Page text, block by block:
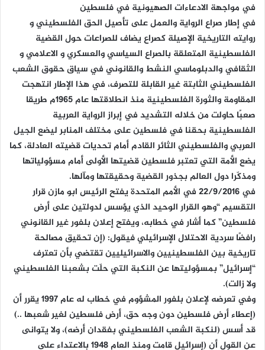
في مواجهة الادعاءات الصهيونية في فلسطين
في إطار صراع الرواية والعمل على تأصيل الحق الفلسطيني و
روايته التاريخية الإصيلة كصراع يضاف للصراعات حول القضية
الفلسطينية المتعلقة بالصراع السياسي والعسكري و الاعلامي و
الثقافي والدبلوماسي النشط والقانوني في سياق حقوق الشعب
الفلسطيني الثابتة غير القابلة للتصرف، في هذا الإطار انتهجت
المقاومة والثورة الفلسطينية منذ انطلاقتها عام 1965م طريقا
صعبًا حاولت من خلاله التشديد في إبراز الرواية العربية
الفلسطينية بحقنا في فلسطين على مختلف المنابر ليضع الجيل
العربي والفلسطيني الثائر القادم أمام تحديات قضيته العادلة، كما
يضع الأمة التي تعتبر فلسطين قضيتها الأولى أمام مسؤولياتها
ومذكّرا دول العالم بجذور القضية وحقيقتها ومآلها.
في 22/9/2016 في الأمم المتحدة يفتح الرئيس ابو مازن قرار
التقسيم “وهو القرار الوحيد الذي يؤسس لدولتين على أرض
فلسطين” كما أشار في خطابه، ويفتح إعلان بلفور غير القانوني
رافضًا سردية الاحتلال الإسرائيلي فيقول: (إن تحقيق مصالحة
تاريخية بين الفلسطينيين والاسرائيليين تقتضي بأن تعترف
“إسرائيل” بمسؤوليتها عن النكبة التي حلّت بشعبنا الفلسطيني
ولا زالت).
وفي تعرضه لإعلان بلفور المشؤوم في خطاب له عام 1997 يقرر أن
(إعطاء أرض فلسطين دون وجه حق، أرض فلسطين لغير شعبها ..)
قد أسس (لنكبة الشعب الفلسطيني بفقدان أرضه)، ولا يتوانى
عن القول أن (إسرائيل قامت ومنذ العام 1948 بالاعتداء على